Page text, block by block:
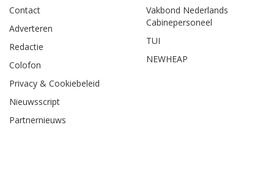
Contact
Adverteren
Redactie
Colofon
Privacy & Cookiebeleid
Nieuwsscript
Partnernieuws
Vakbond Nederlands
Cabinepersoneel
TUI
NEWHEAP